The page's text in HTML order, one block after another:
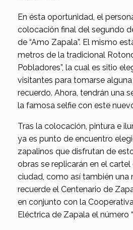
En ésta oportunidad, el
colocación final del segundo
de “Amo Zapala”. El mismo
metros de la tradicional
Pobladores”, la cual es sitio
visitantes para tomarse
recuerdo. Ahora, tendrán una
la famosa selfie con este
Tras la colocación, pintura e
ya es punto de encuentro
zapalinos que disfrutan de
obras se replicarán en el
ciudad, como así también una
recuerde el Centenario de
en conjunto con la
Eléctrica de Zapala el número